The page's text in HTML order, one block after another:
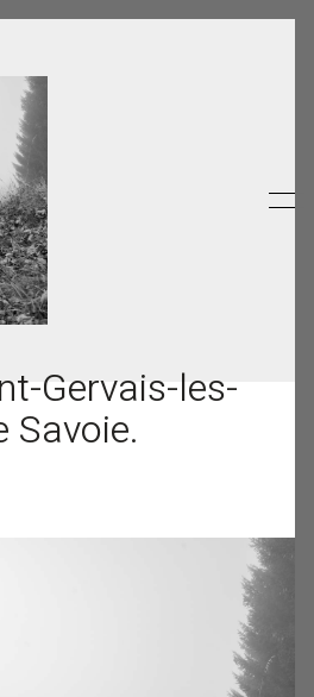
Gervais-les-
Savoie.